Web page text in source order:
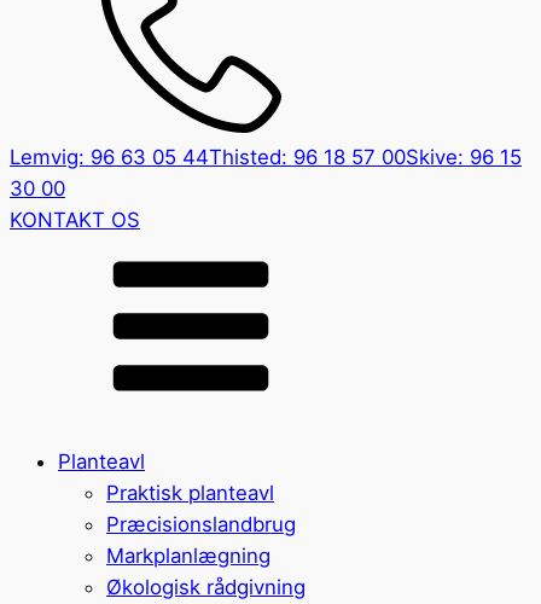
Lemvig: 96 63 05 44Thisted: 96 18 57 00Skive: 96 15
30 00
KONTAKT OS
Planteavl
Praktisk planteavl
Præcisionslandbrug
Markplanlægning
Økologisk rådgivning